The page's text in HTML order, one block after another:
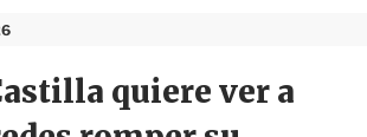
i
quiere ver a